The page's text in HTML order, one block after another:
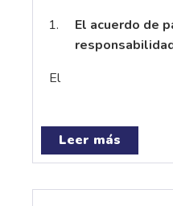
El acuerdo de
El
Leer más